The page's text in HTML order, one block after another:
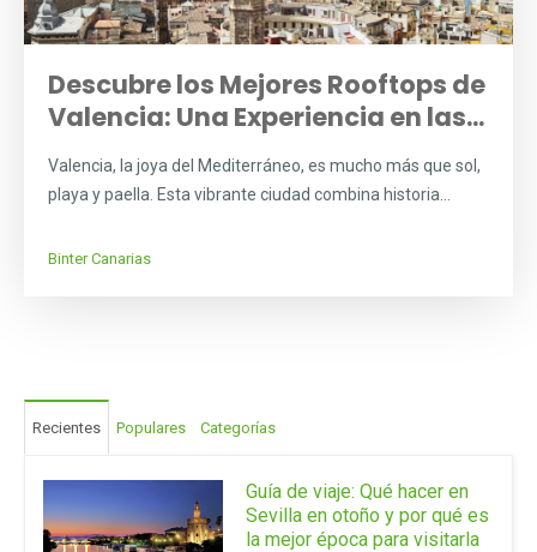
Descubre los Mejores Rooftops de
Valencia: Una Experiencia en las...
Valencia, la joya del Mediterráneo, es mucho más que sol,
playa y paella. Esta vibrante ciudad combina historia...
Binter Canarias
Recientes Populares Categorías
Guía de viaje: Qué hacer en
Sevilla en otoño y por qué es
la mejor época para visitarla